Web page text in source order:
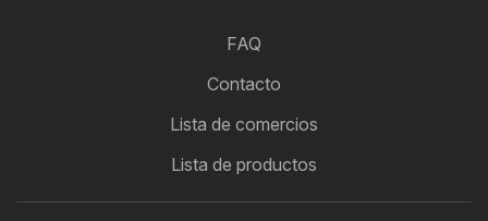
FAQ
Contacto
Lista de comercios
Lista de productos